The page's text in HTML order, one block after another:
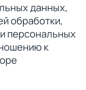
данных,
обработки,
персональных
к